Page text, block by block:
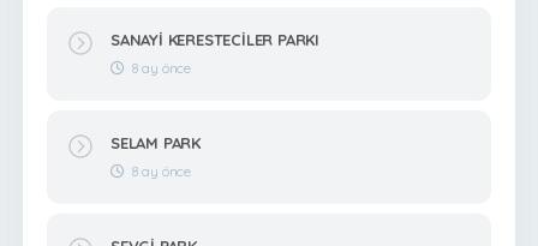
SANAYİ KERESTECİLER PARKI
8 ay önce
SELAM PARK
8 ay önce